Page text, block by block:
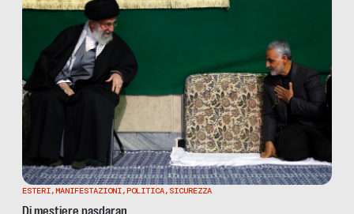
ESTERI,MANIFESTAZIONI,POLITICA, SICUREZZA